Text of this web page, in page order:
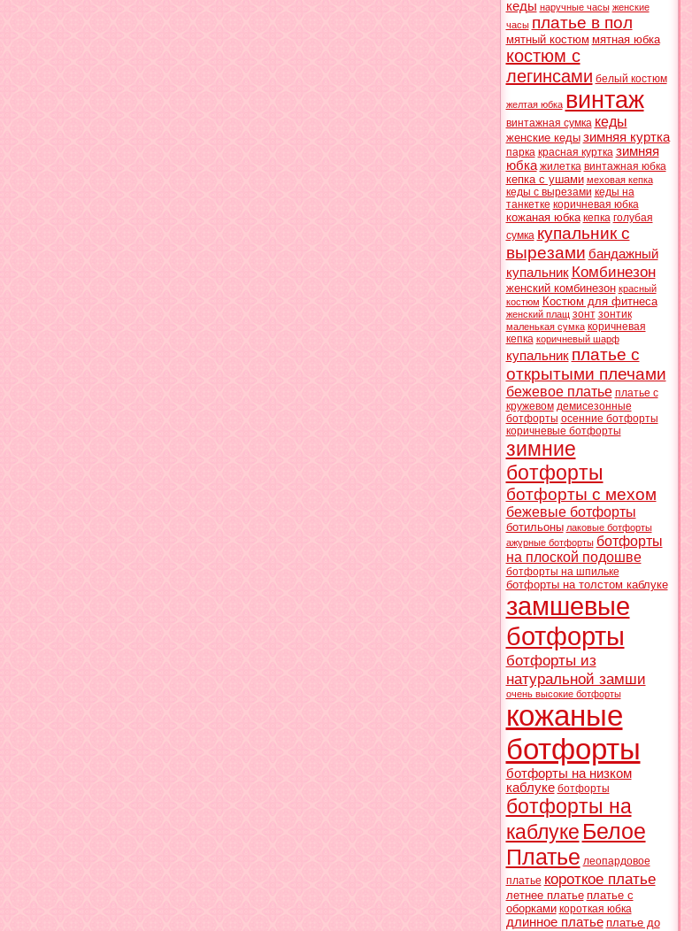
кеды наручные часы женские
часы платье в пол
мятный костюм мятная юбка
костюм с
легинсами белый костюм
желтая юбка винтаж
винтажная сумка кеды
женские кеды зимняя куртка
парка красная куртка зимняя
юбка жилетка винтажная юбка
кепка с ушами меховая кепка
кеды с вырезами кеды на
танкетке коричневая юбка
кожаная юбка кепка голубая
сумка купальник с
вырезами бандажный
купальник Комбинезон
женский комбинезон красный
костюм Костюм для фитнеса
женский плащ зонт зонтик
маленькая сумка коричневая
кепка коричневый шарф
купальник платье с
открытыми плечами
бежевое платье платье с
кружевом демисезонные
ботфорты осенние ботфорты
коричневые ботфорты
зимние
ботфорты
ботфорты с мехом
бежевые ботфорты
ботильоны лаковые ботфорты
ажурные ботфорты ботфорты
на плоской подошве
ботфорты на шпильке
ботфорты на толстом каблуке
замшевые
ботфорты
ботфорты из
натуральной замши
очень высокие ботфорты
кожаные
ботфорты
ботфорты на низком
каблуке ботфорты
ботфорты на
каблуке Белое
Платье леопардовое
платье короткое платье
летнее платье платье с
оборками короткая юбка
длинное платье платье до